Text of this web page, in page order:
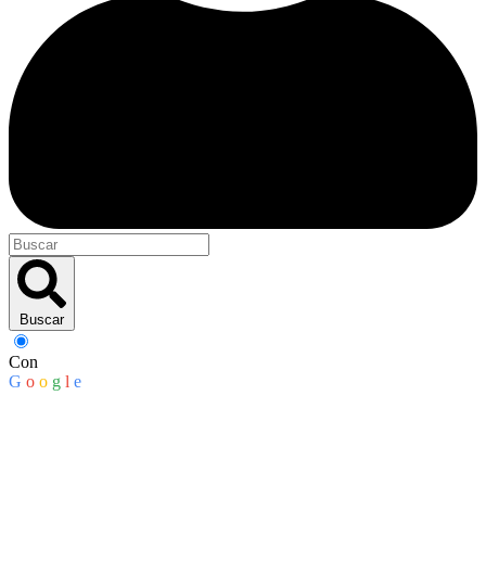
Buscar
Con
G o o g l e